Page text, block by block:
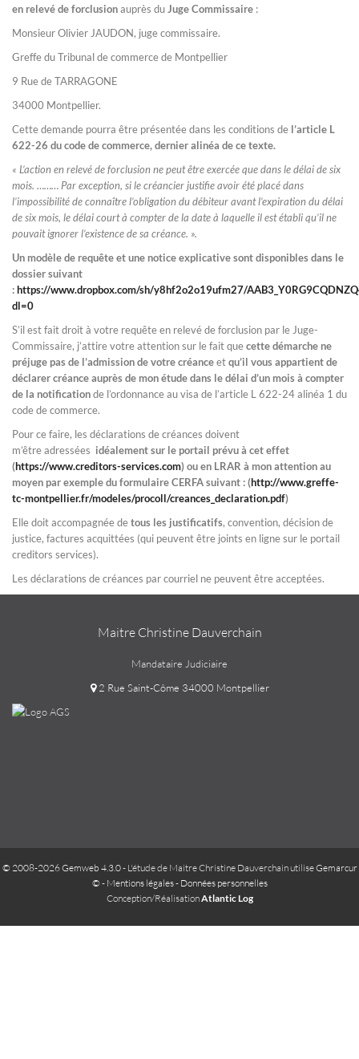
en relevé de forclusionauprès du Juge Commissaire :
Monsieur Olivier JAUDON, juge commissaire.
Greffe du Tribunal de commerce de Montpellier
9 Rue de TARRAGONE
34000 Montpellier.
Cette demande pourra être présentée dans les conditions de l’article L
622-26 du code de commerce, dernier alinéa de ce texte.
« L’action en relevé de forclusion ne peut être exercée que dans le délai de six
mois. ……… Par exception, si le créancier justifie avoir été placé dans
l’impossibilité de connaître l’obligation du débiteur avant l’expiration du délai
de six mois, le délai court à compter de la date à laquelle il est établi qu’il ne
pouvait ignorer l’existence de sa créance. ».
Un modèle de requête et une notice explicative sont disponibles dans le
dossier suivant
:https://www.dropbox.com/sh/y8hf2o2o19ufm27/
dl=0
S’il est fait droit à votre requête en relevé de forclusion par le Juge-
Commissaire, j’attire votre attention sur le fait quecette démarche ne
préjuge pas de l’admission de votre créanceetqu’il vous appartient de
déclarer créance auprès de mon étude dans le délai d’un mois à compter
de la notificationde l’ordonnance au visa de l’article L 622-24 alinéa 1 du
code de commerce.
Pour ce faire, les déclarations de créances doivent
m’être adressées idéalement sur le portail prévu à cet effet
(https://www.creditors-services.com) ou en LRAR à mon attention au
moyen par exemple du formulaire CERFA suivant : (http://www.greffe-
tc-montpellier.fr/modeles/procoll/creances_declaration.pdf)
Elle doit accompagnée detous les justificatifs, convention, décision de
justice, factures acquittées (qui peuvent être joints en ligne sur le portail
creditors services).
Les déclarations de créances par courriel ne peuvent être acceptées.
Maitre Christine Dauverchain
Mandataire Judiciaire
2 Rue Saint-Côme 34000 Montpellier
© 2008-2026 Gemweb 4.3.0- L'étude de Maitre Christine Dauverchain utiliseGemarcur
© - Mentions légales- Données personnelles
Conception/RéalisationAtlantic Log